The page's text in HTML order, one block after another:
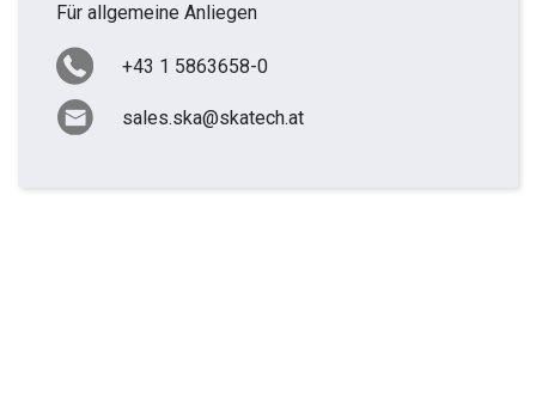
Für allgemeine Anliegen
+43 1 5863658-0
sales.ska@skatech.at